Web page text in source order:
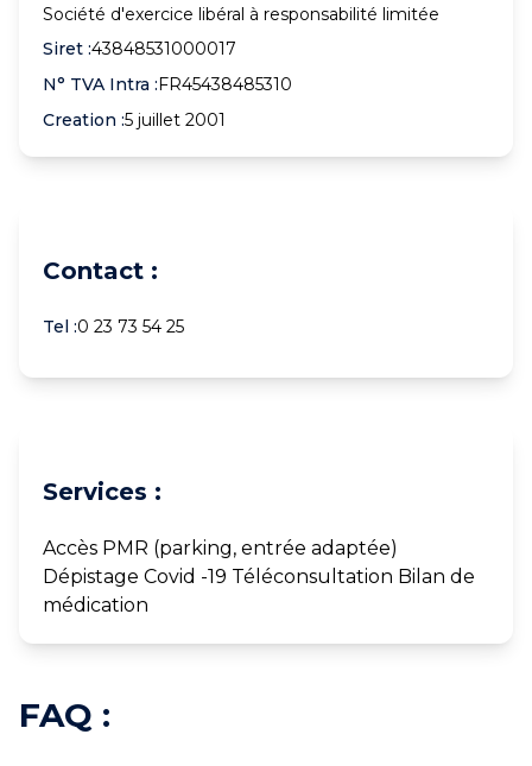
Société d'exercice libéral à responsabilité limitée
Siret :43848531000017
N° TVA Intra :FR45438485310
Creation :5 juillet 2001
Contact :
Tel :0 23 73 54 25
Services :
Accès PMR (parking, entrée adaptée)
Dépistage Covid -19 Téléconsultation Bilan de
médication
FAQ :